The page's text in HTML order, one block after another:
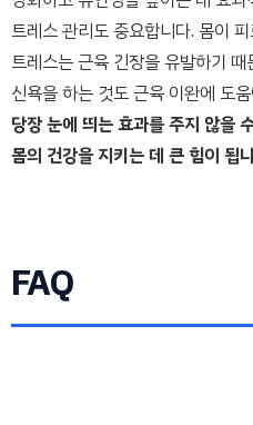
트레스 관리도 중요합니다. 몸이
트레스는 근육 긴장을 유발하기
신욕을 하는 것도 근육 이완에 도
당장 눈에 띄는 효과를 주지 않을
몸의 건강을 지키는 데 큰 힘이 됩
FAQ